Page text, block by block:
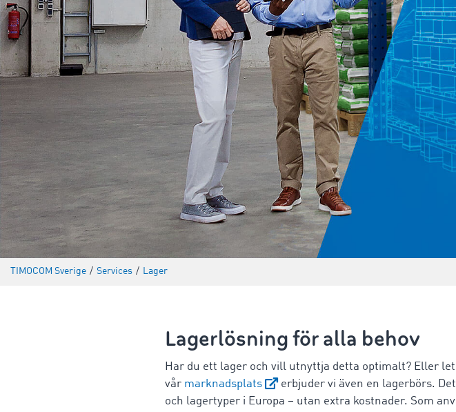
TIMOCOM Sverige / Services / Lager
Lagerlösning för alla behov
Har du ett lager och vill utnyttja detta optimalt? Eller
vår marknadsplats erbjuder vi även en lagerbörs.
och lagertyper i Europa – utan extra kostnader. Som